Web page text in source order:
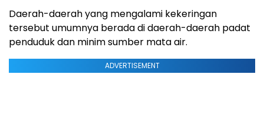
Daerah-daerah yang mengalami kekeringan
tersebut umumnya berada di daerah-daerah padat
penduduk dan minim sumber mata air.
ADVERTISEMENT